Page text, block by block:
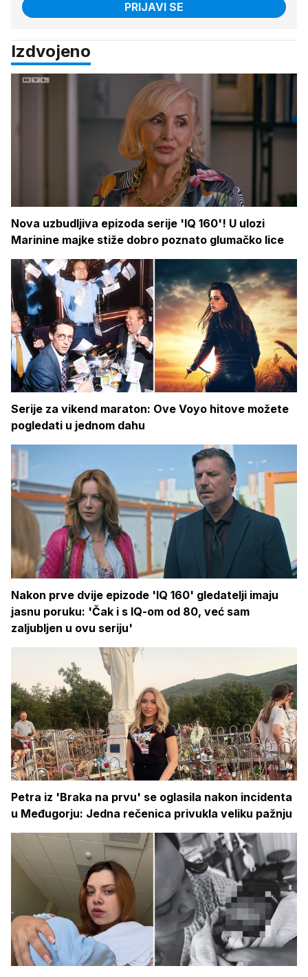
PRIJAVI SE
Izdvojeno
Nova uzbudljiva epizoda serije 'IQ 160'! U ulozi
Marinine majke stiže dobro poznato glumačko lice
Serije za vikend maraton: Ove Voyo hitove možete
pogledati u jednom dahu
Nakon prve dvije epizode 'IQ 160' gledatelji imaju
jasnu poruku: 'Čak i s IQ-om od 80, već sam
zaljubljen u ovu seriju'
Petra iz 'Braka na prvu' se oglasila nakon incidenta
u Međugorju: Jedna rečenica privukla veliku pažnju